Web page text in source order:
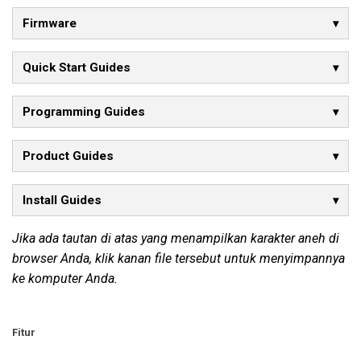
Firmware
Quick Start Guides
Programming Guides
Product Guides
Install Guides
Jika ada tautan di atas yang menampilkan karakter aneh di
browser Anda, klik kanan file tersebut untuk menyimpannya
ke komputer Anda.
Fitur